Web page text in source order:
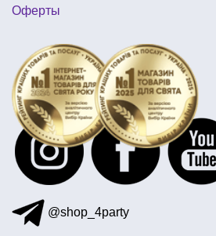
день рождения в стиле хелло китти
Оферты
@shop_4party